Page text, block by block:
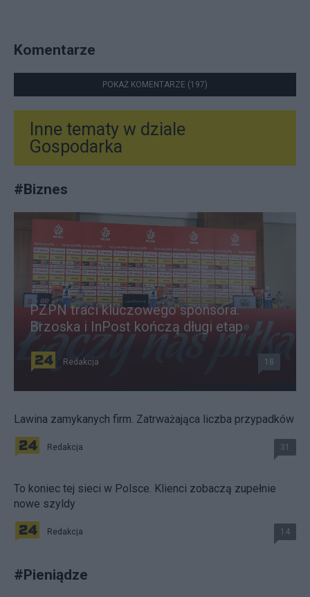
Komentarze
POKAŻ KOMENTARZE (197)
Inne tematy w dziale
Gospodarka
#Biznes
PZPN traci kluczowego sponsora.
Brzoska i InPost kończą długi etap
Redakcja 18
Lawina zamykanych firm. Zatrważająca liczba przypadków
Redakcja 31
To koniec tej sieci w Polsce. Klienci zobaczą zupełnie
nowe szyldy
Redakcja 14
#Pieniądze